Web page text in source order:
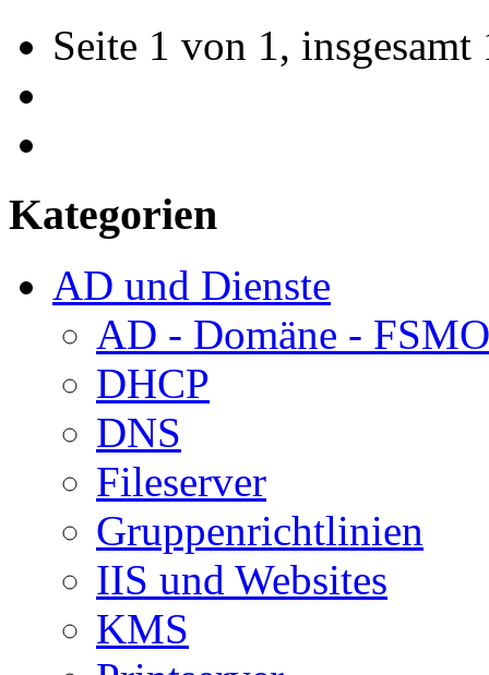
Seite 1 von 1, insgesamt
Kategorien
AD und Dienste
AD - Domäne - FSMO
DHCP
DNS
Fileserver
Gruppenrichtlinien
IIS und Websites
KMS